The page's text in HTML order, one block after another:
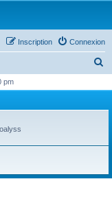
Connexion
Inscription
h
r
h
pm